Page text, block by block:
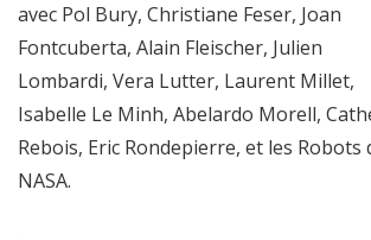
avec Pol Bury, Christiane Feser, Joan
Fontcuberta, Alain Fleischer, Julien
Lombardi, Vera Lutter, Laurent Millet,
Isabelle Le Minh, Abelardo Morell,
Rebois, Eric Rondepierre, et les Robots
NASA.